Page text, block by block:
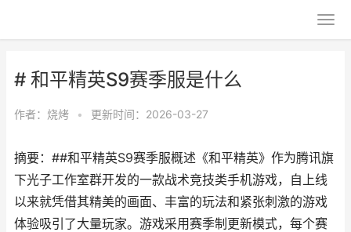
# 和平精英S9赛季服是什么
作者： 烧烤 • 更新时间：2026-03-27
摘要：##和平精英S9赛季服概述《和平精英》作为腾讯旗
下光子工作室群开发的一款战术竞技类手机游戏，自上线
以来就凭借其精美的画面、丰富的玩法和紧张刺激的游戏
体验吸引了大量玩家。游戏采用赛季制更新模式，每个赛